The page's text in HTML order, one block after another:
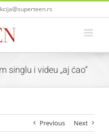
singlu i videu „aj ćao“
Previous Next